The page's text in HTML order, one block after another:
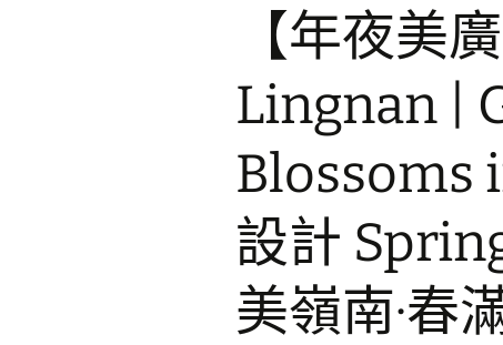
【年夜美
Lingnan |
Blossoms
設計
美嶺南·春